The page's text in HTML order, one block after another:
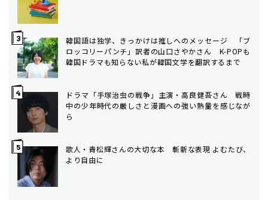
韓国語は独学、きっかけは推しへのメッセージ 「ブ
ロッコリーパンチ」訳者の山口さやかさん K-POPも
韓国ドラマも知らない私が韓国文学を翻訳するまで
ドラマ「手塚治虫の戦争」主演・高良健吾さん 戦時
中の少年時代の厳しさと漫画への強い熱量を感じなが
ら
歌人・青松輝さんの大切な本 斬新な表現 よむたび、
より自由に